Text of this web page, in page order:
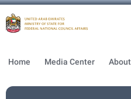
Home Media Center